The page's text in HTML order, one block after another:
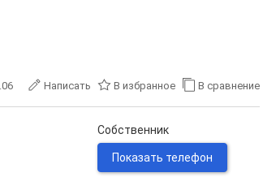
Написать В избранное В сравнение
Собственник
Показать телефон